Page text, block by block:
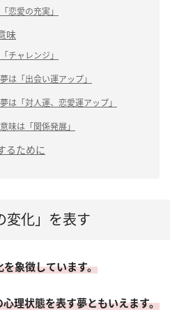
恋愛の充実」
味
チャレンジ」
は「出会い運アップ」
は「対人運、恋愛運アップ」
味は「関係発展」
るために
変化」を表す
を象徴しています。
心理状態を表す夢ともいえます。